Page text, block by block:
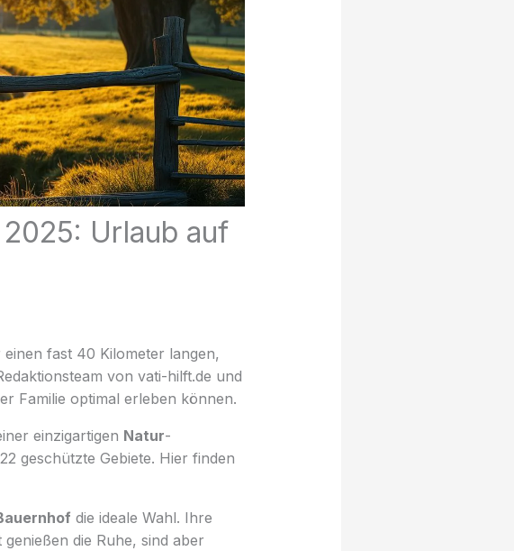
Urlaub auf
fast 40 Kilometer langen,
von vati-hilft.de und
Familie optimal erleben können.
einzigartigen Natur-
geschützte Gebiete. Hier finden
die ideale Wahl. Ihre
die Ruhe, sind aber